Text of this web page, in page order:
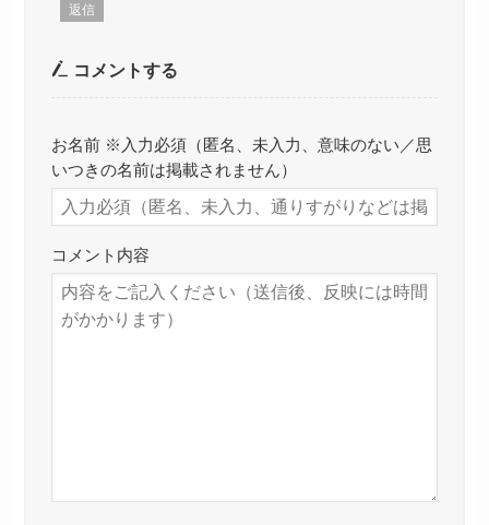
返信
コメントする
お名前 ※入力必須（匿名、未入力、意味のない／思
いつきの名前は掲載されません）
コメント内容